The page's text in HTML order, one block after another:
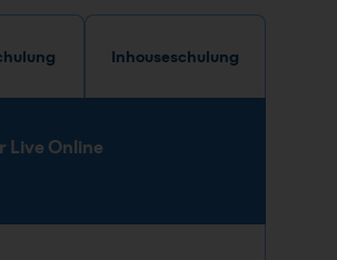
Inhouseschulung
Live Online